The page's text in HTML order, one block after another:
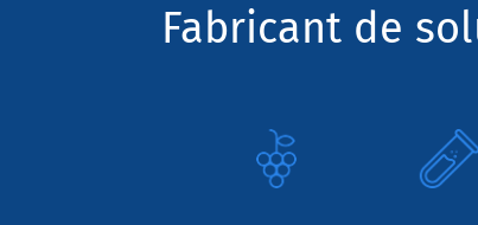
Fabricant de